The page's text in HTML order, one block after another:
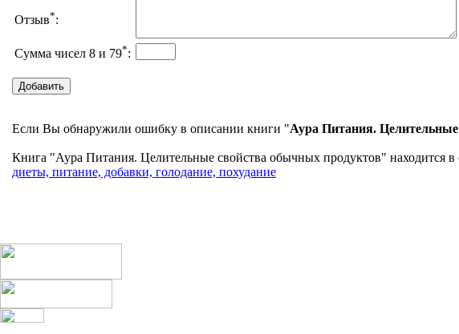
Отзыв*:
Сумма чисел 8 и 79*:
Если Вы обнаружили ошибку в описании книги "Аура Питания.
Книга "Аура Питания. Целительные свойства обычных продуктов" находится в
диеты, питание, добавки, голодание, похудание